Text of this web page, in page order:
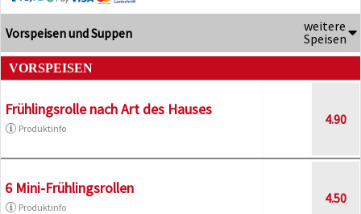
Vorspeisen und Suppen
weitere
Speisen
VORSPEISEN
Frühlingsrolle nach Art des Hauses
Produktinfo
4.90
6 Mini-Frühlingsrollen
Produktinfo
4.50